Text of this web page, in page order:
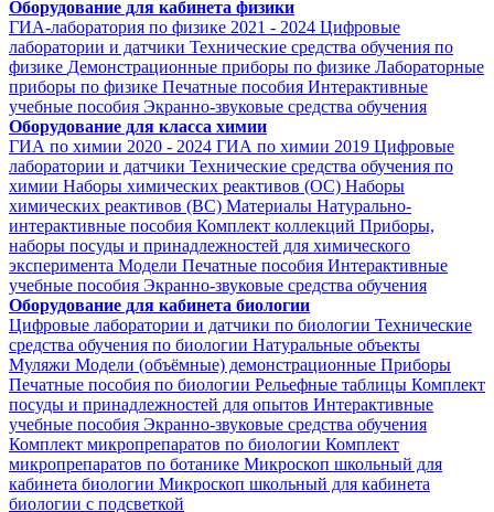
Оборудование для кабинета физики
ГИА-лаборатория по физике 2021 - 2024 Цифровые
лаборатории и датчики Технические средства обучения по
физике Демонстрационные приборы по физике Лабораторные
приборы по физике Печатные пособия Интерактивные
учебные пособия Экранно-звуковые средства обучения
Оборудование для класса химии
ГИА по химии 2020 - 2024 ГИА по химии 2019 Цифровые
лаборатории и датчики Технические средства обучения по
химии Наборы химических реактивов (ОС) Наборы
химических реактивов (ВС) Материалы Натурально-
интерактивные пособия Комплект коллекций Приборы,
наборы посуды и принадлежностей для химического
эксперимента Модели Печатные пособия Интерактивные
учебные пособия Экранно-звуковые средства обучения
Оборудование для кабинета биологии
Цифровые лаборатории и датчики по биологии Технические
средства обучения по биологии Натуральные объекты
Муляжи Модели (объёмные) демонстрационные Приборы
Печатные пособия по биологии Рельефные таблицы Комплект
посуды и принадлежностей для опытов Интерактивные
учебные пособия Экранно-звуковые средства обучения
Комплект микропрепаратов по биологии Комплект
микропрепаратов по ботанике Микроскоп школьный для
кабинета биологии Микроскоп школьный для кабинета
биологии с подсветкой